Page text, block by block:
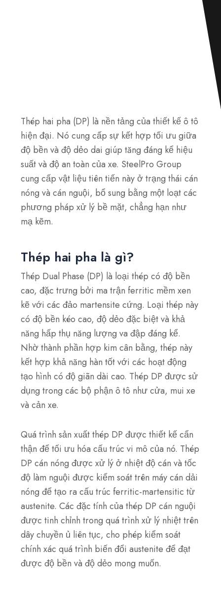
Thép hai pha (DP) là nền tảng của thiết kế ô tô
hiện đại. Nó cung cấp sự kết hợp tối ưu giữa
độ bền và độ dẻo dai giúp tăng đáng kể hiệu
suất và độ an toàn của xe. SteelPro Group
cung cấp vật liệu tiên tiến này ở trạng thái cán
nóng và cán nguội, bổ sung bằng một loạt các
phương pháp xử lý bề mặt, chẳng hạn như
mạ kẽm.
Thép hai pha là gì?
Thép Dual Phase (DP) là loại thép có độ bền
cao, đặc trưng bởi ma trận ferritic mềm xen
kẽ với các đảo martensite cứng. Loại thép này
có độ bền kéo cao, độ dẻo đặc biệt và khả
năng hấp thụ năng lượng va đập đáng kể.
Nhờ thành phần hợp kim cân bằng, thép này
kết hợp khả năng hàn tốt với các hoạt động
tạo hình có độ giãn dài cao. Thép DP được sử
dụng trong các bộ phận ô tô như cửa, mui xe
và cản xe.
Quá trình sản xuất thép DP được thiết kế cẩn
thận để tối ưu hóa cấu trúc vi mô của nó. Thép
DP cán nóng được xử lý ở nhiệt độ cán và tốc
độ làm nguội được kiểm soát trên máy cán dải
nóng để tạo ra cấu trúc ferritic-martensitic từ
austenite. Các đặc tính của thép DP cán nguội
được tinh chỉnh trong quá trình xử lý nhiệt trên
dây chuyền ủ liên tục, cho phép kiểm soát
chính xác quá trình biến đổi austenite để đạt
được độ bền và độ dẻo mong muốn.